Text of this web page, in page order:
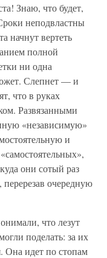
Знаю, что будет,
неподвластны
начнут вертеть
полной
ни одна
Слепнет — и
что в руках
Развязанными
«независимую»
и
они сотый раз
очередную
что лезут
поделать: за их
Она идет по стопам